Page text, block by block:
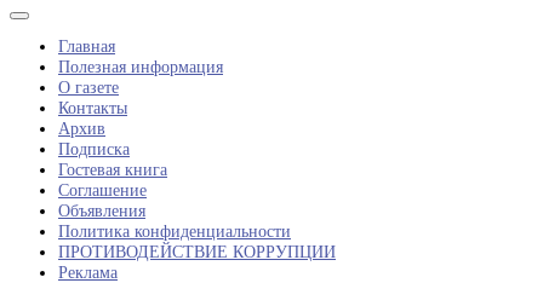
Главная
Полезная информация
О газете
Контакты
Архив
Подписка
Гостевая книга
Соглашение
Объявления
Политика конфиденциальности
ПРОТИВОДЕЙСТВИЕ КОРРУПЦИИ
Реклама